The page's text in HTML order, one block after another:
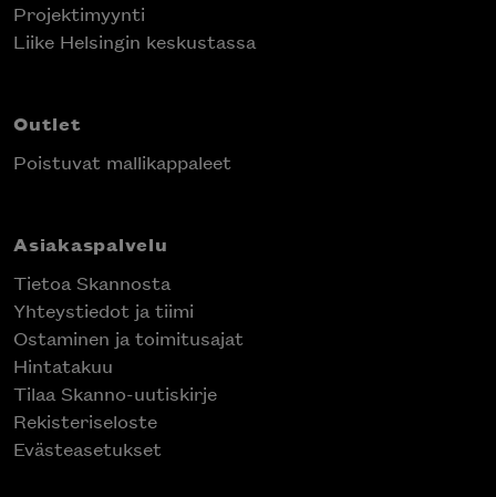
Projektimyynti
Liike Helsingin keskustassa
Outlet
Poistuvat mallikappaleet
Asiakaspalvelu
Tietoa Skannosta
Yhteystiedot ja tiimi
Ostaminen ja toimitusajat
Hintatakuu
Tilaa Skanno-uutiskirje
Rekisteriseloste
Evästeasetukset